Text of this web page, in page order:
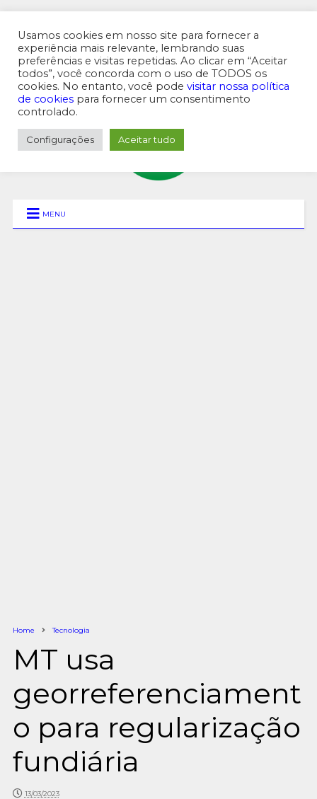
MENU SUPERIOR
MENU
Home Tecnologia
MT usa
georreferenciament
o para regularização
fundiária
13/03/2023
Usamos cookies em nosso site para fornecer a
experiência mais relevante, lembrando suas
preferências e visitas repetidas. Ao clicar em “Aceitar
todos”, você concorda com o uso de TODOS os
cookies. No entanto, você pode visitar nossa política
de cookies para fornecer um consentimento
controlado.
Configurações Aceitar tudo